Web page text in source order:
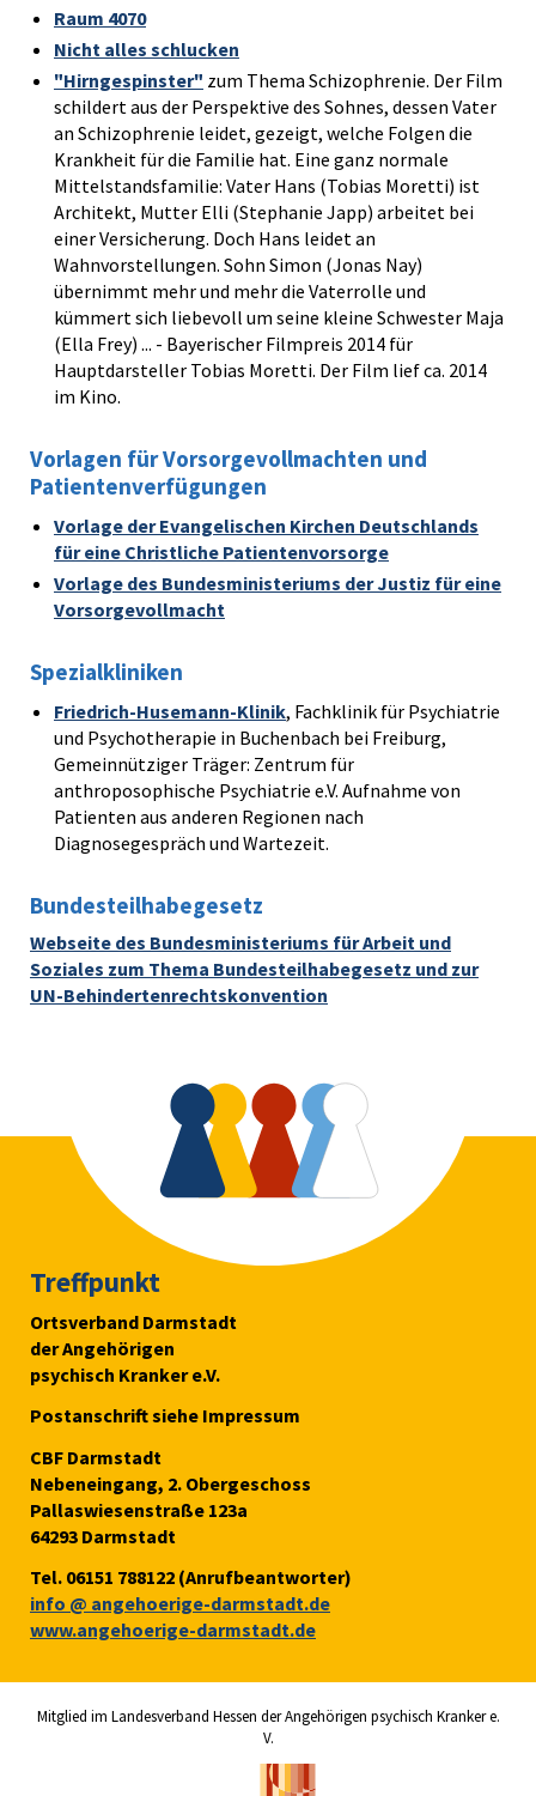
Raum 4070
Nicht alles schlucken
"Hirngespinster" zum Thema Schizophrenie. Der Film
schildert aus der Perspektive des Sohnes, dessen Vater
an Schizophrenie leidet, gezeigt, welche Folgen die
Krankheit für die Familie hat. Eine ganz normale
Mittelstandsfamilie: Vater Hans (Tobias Moretti) ist
Architekt, Mutter Elli (Stephanie Japp) arbeitet bei
einer Versicherung. Doch Hans leidet an
Wahnvorstellungen. Sohn Simon (Jonas Nay)
übernimmt mehr und mehr die Vaterrolle und
kümmert sich liebevoll um seine kleine Schwester Maja
(Ella Frey) ... - Bayerischer Filmpreis 2014 für
Hauptdarsteller Tobias Moretti. Der Film lief ca. 2014
im Kino.
Vorlagen für Vorsorgevollmachten und
Patientenverfügungen
Vorlage der Evangelischen Kirchen Deutschlands
für eine Christliche Patientenvorsorge
Vorlage des Bundesministeriums der Justiz für eine
Vorsorgevollmacht
Spezialkliniken
Friedrich-Husemann-Klinik, Fachklinik für Psychiatrie
und Psychotherapie in Buchenbach bei Freiburg,
Gemeinnütziger Träger: Zentrum für
anthroposophische Psychiatrie e.V. Aufnahme von
Patienten aus anderen Regionen nach
Diagnosegespräch und Wartezeit.
Bundesteilhabegesetz
Webseite des Bundesministeriums für Arbeit und
Soziales zum Thema Bundesteilhabegesetz und zur
UN-Behindertenrechtskonvention
Treffpunkt
Ortsverband Darmstadt
der Angehörigen
psychisch Kranker e.V.
Postanschrift siehe Impressum
CBF Darmstadt
Nebeneingang, 2. Obergeschoss
Pallaswiesenstraße 123a
64293 Darmstadt
Tel. 06151 788122 (Anrufbeantworter)
info @ angehoerige-darmstadt.de
www.angehoerige-darmstadt.de
Mitglied im Landesverband Hessen der Angehörigen psychisch Kranker e.
V.